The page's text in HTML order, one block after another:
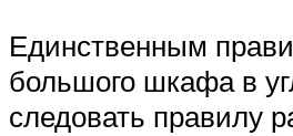
Единственным
большого шкафа в
следовать правилу